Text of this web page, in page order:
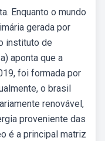
Enquanto o mundo
gerada por
instituto de
aponta que a
foi formada por
o brasil
renovável,
proveniente das
é a principal matriz